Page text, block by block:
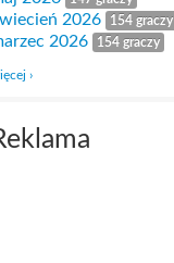
2026 154 graczy
2026 154 graczy
›